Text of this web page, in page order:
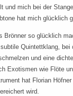
und mich bei der
hat mich glücklich
Brönner so glücklich
Quintettklang, bei
und eine
Exotismen wie Flöte
hat Florian
wird.